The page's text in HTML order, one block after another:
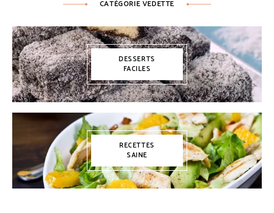
CATÉGORIE VEDETTE
DESSERTS
FACILES
RECETTES
SAINE